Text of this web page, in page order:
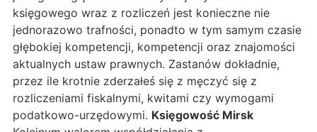
księgowego wraz z rozliczeń jest konieczne nie
jednorazowo trafności, ponadto w tym samym czasie
głębokiej kompetencji, kompetencji oraz znajomości
aktualnych ustaw prawnych. Zastanów dokładnie,
przez ile krotnie zderzałeś się z męczyć się z
rozliczeniami fiskalnymi, kwitami czy wymogami
podatkowo-urzędowymi. Księgowość Mirsk